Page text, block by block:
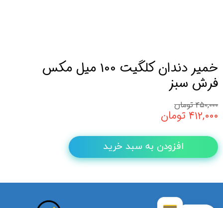
خمیر دندان کلگیت 100 میل مکس
فرش سبز
۴۵۰,۰۰۰ تومان
۴۱۲,۰۰۰ تومان
افزودن به سبد خرید